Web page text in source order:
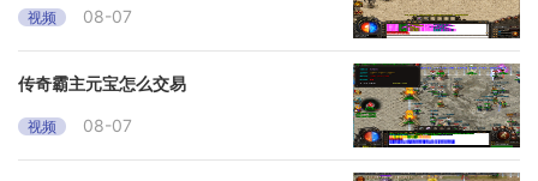
视频 08-07
传奇霸主元宝怎么交易
视频 08-07